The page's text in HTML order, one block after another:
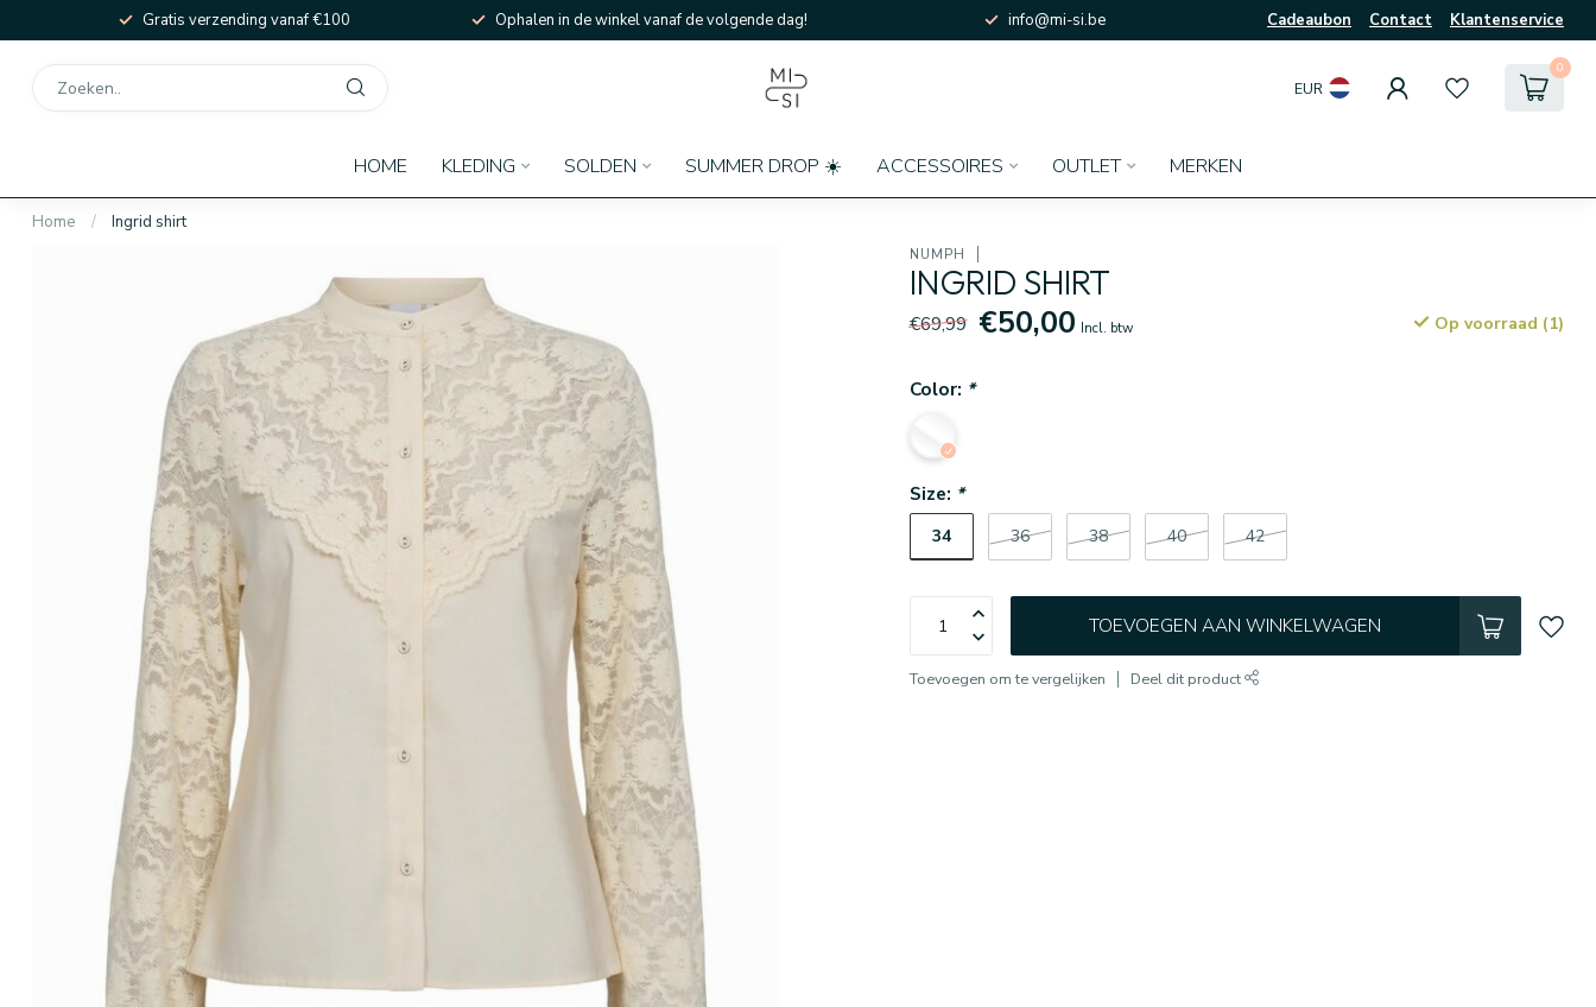
Gratis verzending vanaf €100 Ophalen in de winkel vanaf de volgende dag! info@mi-si.be Cadeaubon Contact Klantenservice
EUR
0
HOME KLEDING SOLDEN SUMMER DROP ☀️ ACCESSOIRES OUTLET MERKEN
Home / Ingrid shirt
NÜMPH
INGRID SHIRT
€69,99 €50,00 Incl. btw Op voorraad (1)
Color: *
Size: *
34 36 38 40 42
TOEVOEGEN AAN WINKELWAGEN
Toevoegen om te vergelijken Deel dit product